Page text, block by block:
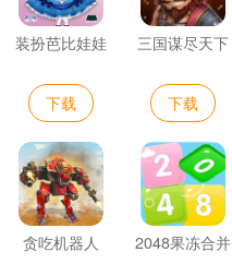
装扮芭比娃娃
下载
三国谋尽天下
下载
贪吃机器人 2048果冻合并